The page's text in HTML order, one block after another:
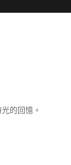
的回憶。